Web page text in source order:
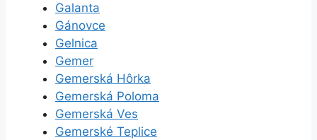
Galanta
Gánovce
Gelnica
Gemer
Gemerská Hôrka
Gemerská Poloma
Gemerská Ves
Gemerské Teplice